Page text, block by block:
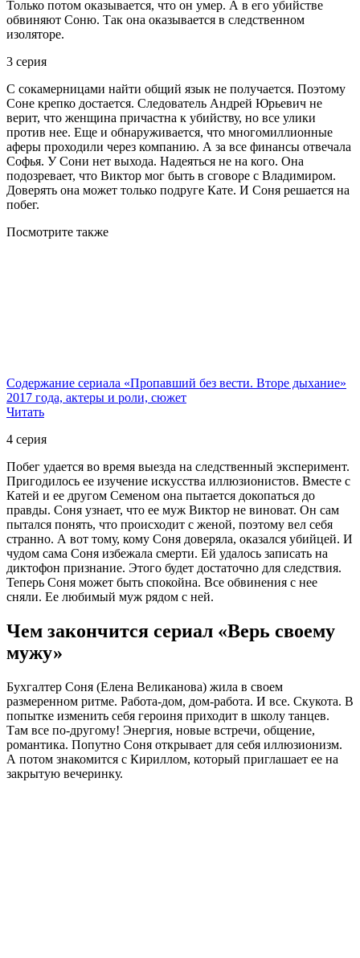
Только потом оказывается, что он умер. А в его убийстве
обвиняют Соню. Так она оказывается в следственном
изоляторе.
3 серия
С сокамерницами найти общий язык не получается. Поэтому
Соне крепко достается. Следователь Андрей Юрьевич не
верит, что женщина причастна к убийству, но все улики
против нее. Еще и обнаруживается, что многомиллионные
аферы проходили через компанию. А за все финансы отвечала
Софья. У Сони нет выхода. Надеяться не на кого. Она
подозревает, что Виктор мог быть в сговоре с Владимиром.
Доверять она может только подруге Кате. И Соня решается на
побег.
Посмотрите также
Содержание сериала «Пропавший без вести. Вторе дыхание»
2017 года, актеры и роли, сюжет
Читать
4 серия
Побег удается во время выезда на следственный эксперимент.
Пригодилось ее изучение искусства иллюзионистов. Вместе с
Катей и ее другом Семеном она пытается докопаться до
правды. Соня узнает, что ее муж Виктор не виноват. Он сам
пытался понять, что происходит с женой, поэтому вел себя
странно. А вот тому, кому Соня доверяла, оказался убийцей. И
чудом сама Соня избежала смерти. Ей удалось записать на
диктофон признание. Этого будет достаточно для следствия.
Теперь Соня может быть спокойна. Все обвинения с нее
сняли. Ее любимый муж рядом с ней.
Чем закончится сериал «Верь своему
мужу»
Бухгалтер Соня (Елена Великанова) жила в своем
размеренном ритме. Работа-дом, дом-работа. И все. Скукота. В
попытке изменить себя героиня приходит в школу танцев.
Там все по-другому! Энергия, новые встречи, общение,
романтика. Попутно Соня открывает для себя иллюзионизм.
А потом знакомится с Кириллом, который приглашает ее на
закрытую вечеринку.